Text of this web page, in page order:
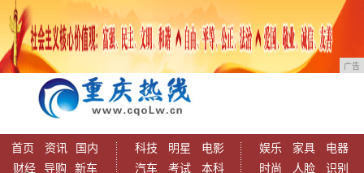
广告
首页 资讯
国内
财经
导购 新车
科技 明星
电影
汽车
考试 本科
娱乐 家具
电器
时尚
人脸 识别